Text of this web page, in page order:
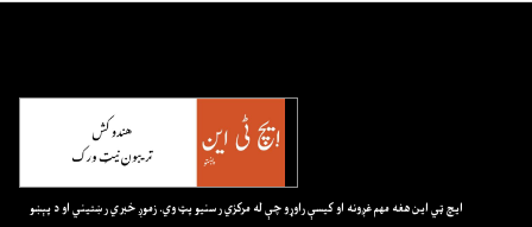
ايچ ټي اين هغه مهم غږونه او کيسې راوړو چې له مرکزي رسنيو پټ وي. زموږ خبري رښتيني او د پېښو